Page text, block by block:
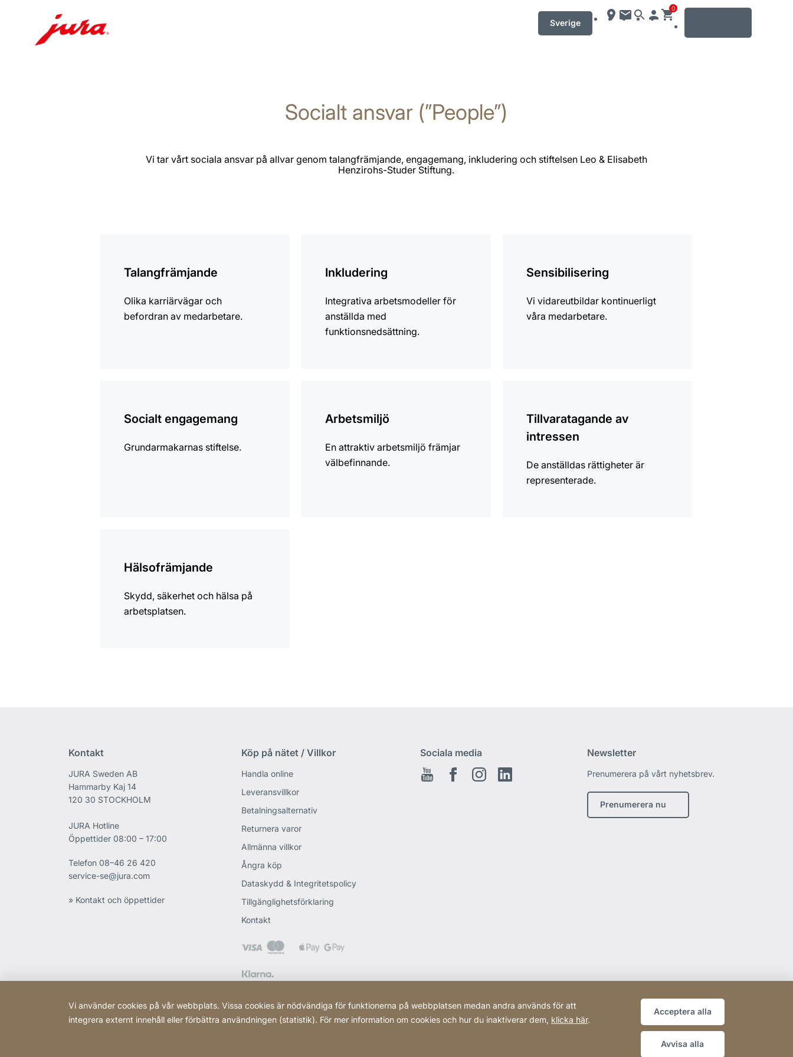
Sverige
0
Socialt ansvar (”People”)
Vi tar vårt sociala ansvar på allvar genom talangfrämjande, engagemang, inkludering och stiftelsen Leo & Elisabeth
Henzirohs-Studer Stiftung.
Talangfrämjande
Olika karriärvägar och
befordran av medarbetare.
Inkludering
Integrativa arbetsmodeller för
anställda med
funktionsnedsättning.
Sensibilisering
Vi vidareutbildar kontinuerligt
våra medarbetare.
Socialt engagemang
Grundarmakarnas stiftelse.
Arbetsmiljö
En attraktiv arbetsmiljö främjar
välbefinnande.
Tillvaratagande av
intressen
De anställdas rättigheter är
representerade.
Hälsofrämjande
Skydd, säkerhet och hälsa på
arbetsplatsen.
Kontakt
JURA Sweden AB
Hammarby Kaj 14
120 30 STOCKHOLM
JURA Hotline
Öppettider 08:00 – 17:00
Telefon 08–46 26 420
service-se@jura.com
» Kontakt och öppettider
Köp på nätet / Villkor
Handla online
Leveransvillkor
Betalningsalternativ
Returnera varor
Allmänna villkor
Ångra köp
Dataskydd & Integritetspolicy
Tillgänglighetsförklaring
Kontakt
Sociala media
Youtube FacebookInstagram
Newsletter
Prenumerera på vårt nyhetsbrev.
Prenumerera nu
Webbplats
[Website
Sitemap
Vi använder cookies på vår webbplats. Vissa cookies är nödvändiga för funktionerna på webbplatsen medan andra används för att
integrera externt innehåll eller förbättra användningen (statistik). För mer information om cookies och hur du inaktiverar dem, klicka här.
Acceptera alla
Avvisa alla